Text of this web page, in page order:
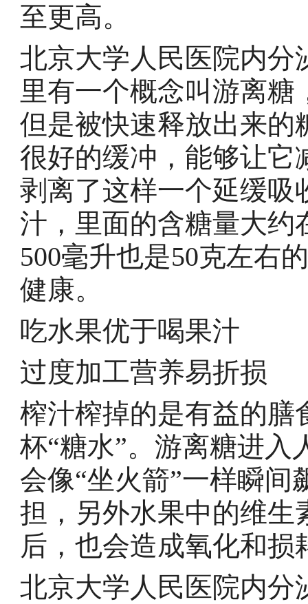
至更高。
北京大学人民医院内分
里有一个概念叫游离
但是被快速释放出来的
很好的缓冲，能够让它
剥离了这样一个延缓吸
汁，里面的含糖量大约
500毫升也是50克左右
健康。
吃水果优于喝果汁
过度加工营养易折损
榨汁榨掉的是有益的膳
杯“糖水”。游离糖进
会像“坐火箭”一样瞬
担，另外水果中的维生
后，也会造成氧化和
北京大学人民医院内分